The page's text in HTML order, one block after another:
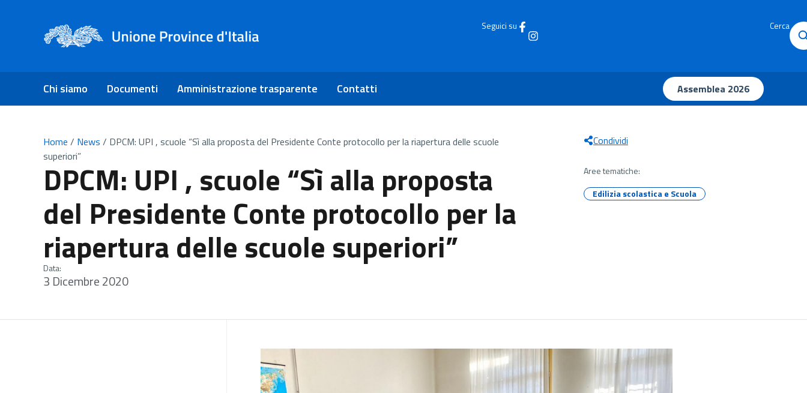
Seguici su Cerca
Chi siamo Documenti Amministrazione trasparente Contatti Assemblea 2026
Home / News / DPCM: UPI , scuole “Sì alla proposta del Presidente Conte protocollo per la riapertura delle scuole
superiori”
DPCM: UPI , scuole “Sì alla proposta
del Presidente Conte protocollo per la
riapertura delle scuole superiori”
Data:
3 Dicembre 2020
Condividi
Aree tematiche:
Edilizia scolastica e Scuola